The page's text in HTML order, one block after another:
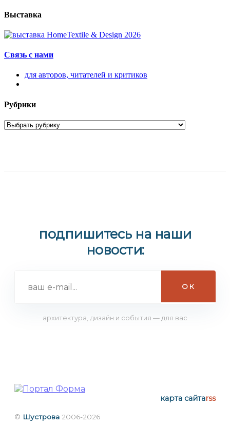
Выставка
Связь с нами
для авторов, читателей и критиков
Рубрики
подпишитесь на наши
новости:
архитектура, дизайн и события — для вас
карта сайтаrss
© Шустрова 2006-2026